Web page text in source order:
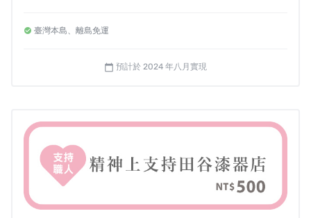
臺灣本島、離島免運
calendar_today 預計於 2024 年八月實現